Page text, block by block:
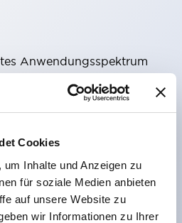
Cookies
Inhalte und Anzeigen zu
für soziale Medien anbieten
auf unsere Website zu
wir Informationen zu Ihrer
Anwendungsspektrum
bis zum FA-Bereich
mit integriertem
IP65 vollständig verfügbar
Entspricht EN (Europa)